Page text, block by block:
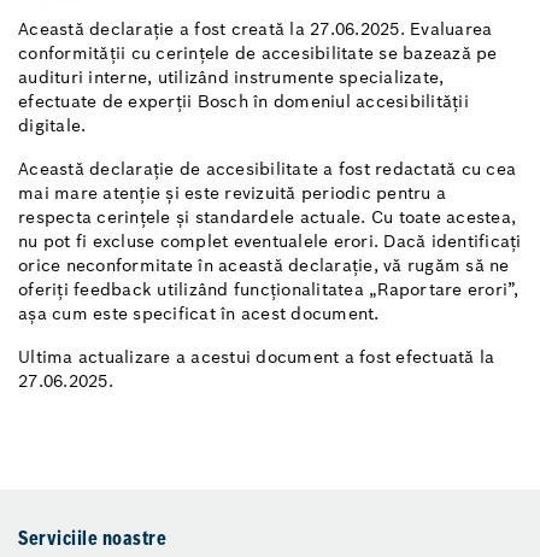
Această declarație a fost creată la 27.06.2025. Evaluarea
conformității cu cerințele de accesibilitate se bazează pe
audituri interne, utilizând instrumente specializate,
efectuate de experții Bosch în domeniul accesibilității
digitale.
Această declarație de accesibilitate a fost redactată cu cea
mai mare atenție și este revizuită periodic pentru a
respecta cerințele și standardele actuale. Cu toate acestea,
nu pot fi excluse complet eventualele erori. Dacă identificați
orice neconformitate în această declarație, vă rugăm să ne
oferiți feedback utilizând funcționalitatea „Raportare erori”,
așa cum este specificat în acest document.
Ultima actualizare a acestui document a fost efectuată la
27.06.2025.
Serviciile noastre